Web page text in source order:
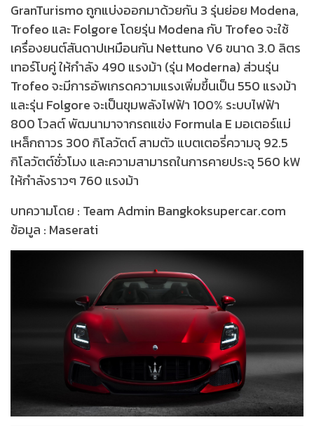
GranTurismo ถูกแบ่งออกมาด้วยกัน 3 รุ่นย่อย Modena,
Trofeo และ Folgore โดยรุ่น Modena กับ Trofeo จะใช้
เครื่องยนต์สันดาปเหมือนกัน Nettuno V6 ขนาด 3.0 ลิตร
เทอร์โบคู่ ให้กำลัง 490 แรงม้า (รุ่น Moderna) ส่วนรุ่น
Trofeo จะมีการอัพเกรดความแรงเพิ่มขึ้นเป็น 550 แรงม้า
และรุ่น Folgore จะเป็นขุมพลังไฟฟ้า 100% ระบบไฟฟ้า
800 โวลต์ พัฒนามาจากรถแข่ง Formula E มอเตอร์แม่
เหล็กถาวร 300 กิโลวัตต์ สามตัว แบตเตอรี่ความจุ 92.5
กิโลวัตต์ชั่วโมง และความสามารถในการคายประจุ 560 kW
ให้กำลังราวๆ 760 แรงม้า
บทความโดย : Team Admin Bangkoksupercar.com
ข้อมูล : Maserati